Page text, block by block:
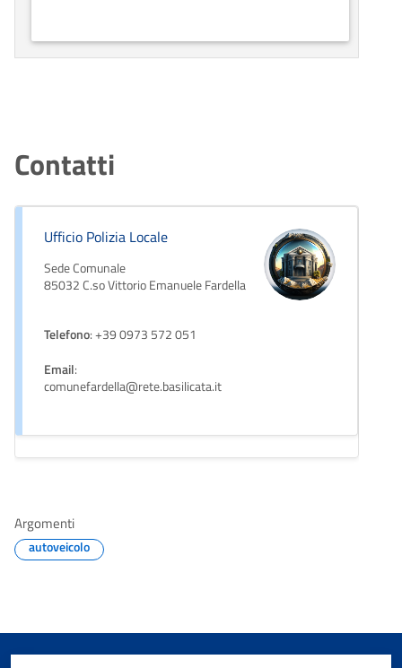
Contatti
Ufficio Polizia Locale
Sede Comunale
85032 C.so Vittorio Emanuele Fardella
Telefono: +39 0973 572 051
Email:
comunefardella@rete.basilicata.it
Argomenti
autoveicolo